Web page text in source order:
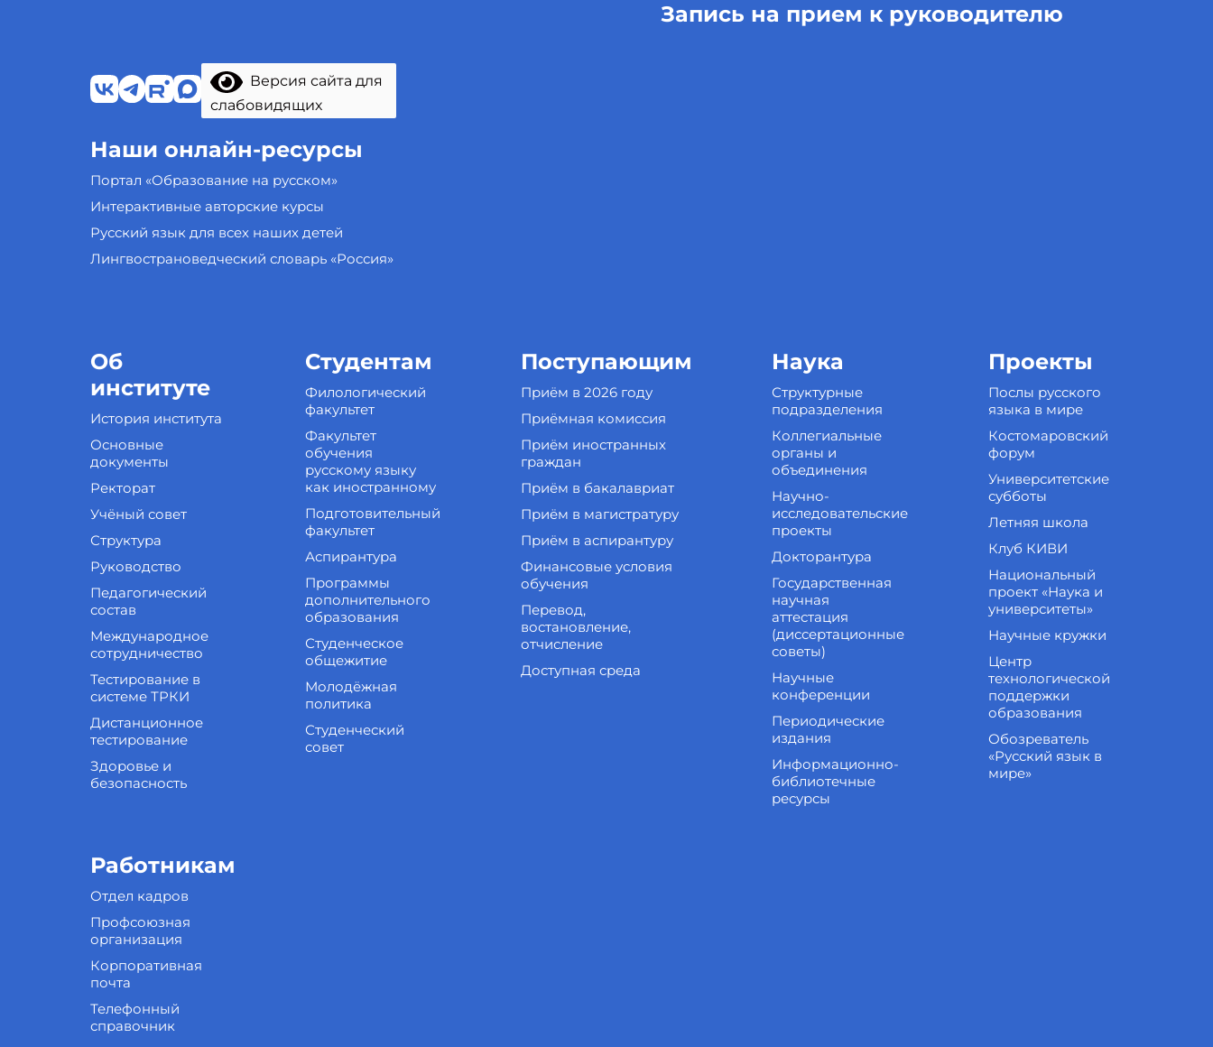
Запись на прием к руководителю
Версия сайта для
слабовидящих
Наши онлайн-ресурсы
Портал «Образование на русском»
Интерактивные авторские курсы
Русский язык для всех наших детей
Лингвострановедческий словарь «Россия»
Об
институте
История института
Основные
документы
Ректорат
Учёный совет
Структура
Руководство
Педагогический
состав
Международное
сотрудничество
Тестирование в
системе ТРКИ
Дистанционное
тестирование
Здоровье и
безопасность
Студентам
Филологический
факультет
Факультет
обучения
русскому языку
как иностранному
Подготовительный
факультет
Аспирантура
Программы
дополнительного
образования
Студенческое
общежитие
Молодёжная
политика
Студенческий
совет
Поступающим
Приём в 2026 году
Приёмная комиссия
Приём иностранных
граждан
Приём в бакалавриат
Приём в магистратуру
Приём в аспирантуру
Финансовые условия
обучения
Перевод,
востановление,
отчисление
Доступная среда
Наука
Структурные
подразделения
Коллегиальные
органы и
объединения
Научно-
исследовательские
проекты
Докторантура
Государственная
научная
аттестация
(диссертационные
советы)
Научные
конференции
Периодические
издания
Информационно-
библиотечные
ресурсы
Проекты
Послы русского
языка в мире
Костомаровский
форум
Университетские
субботы
Летняя школа
Клуб КИВИ
Национальный
проект «Наука и
университеты»
Научные кружки
Центр
технологической
поддержки
образования
Обозреватель
«Русский язык в
мире»
Работникам
Отдел кадров
Профсоюзная
организация
Корпоративная
почта
Телефонный
справочник